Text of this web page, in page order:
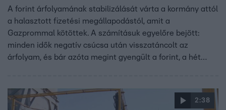
A forint árfolyamának stabilizálását várta a kormány attól
a halasztott fizetési megállapodástól, amit a
Gazprommal kötöttek. A számításuk egyelőre bejött:
minden idők negatív csúcsa után visszatáncolt az
árfolyam, és bár azóta megint gyengült a forint, a hét
egy olyan sajtóbeszélgetésen árulta el, amire a média
jelentős részét nem hívták meg. Arról, hogy az orosz fél
2:38